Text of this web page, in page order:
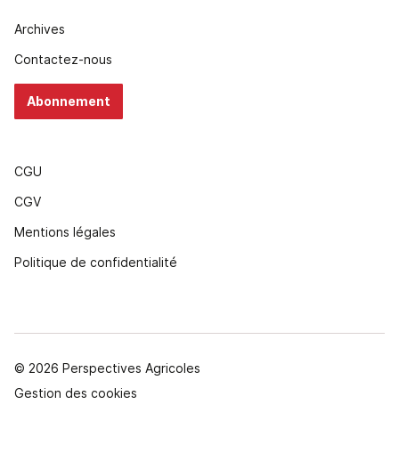
Archives
Contactez-nous
Abonnement
CGU
CGV
Mentions légales
Politique de confidentialité
© 2026 Perspectives Agricoles
Gestion des cookies